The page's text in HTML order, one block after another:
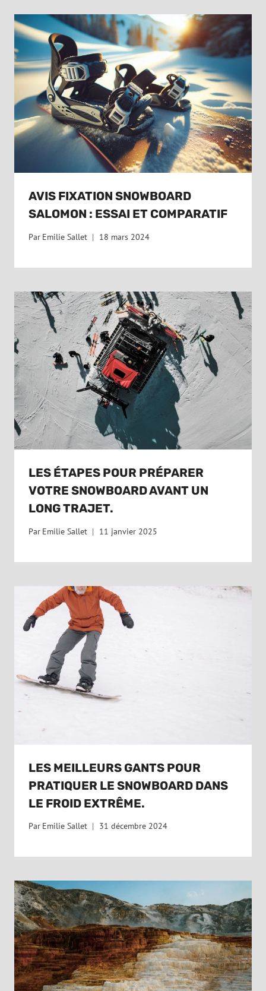
AVIS FIXATION SNOWBOARD
SALOMON : ESSAI ET COMPARATIF
Par Emilie Sallet 18 mars 2024
LES ÉTAPES POUR PRÉPARER
VOTRE SNOWBOARD AVANT UN
LONG TRAJET.
Par Emilie Sallet 11 janvier 2025
LES MEILLEURS GANTS POUR
PRATIQUER LE SNOWBOARD DANS
LE FROID EXTRÊME.
Par Emilie Sallet 31 décembre 2024